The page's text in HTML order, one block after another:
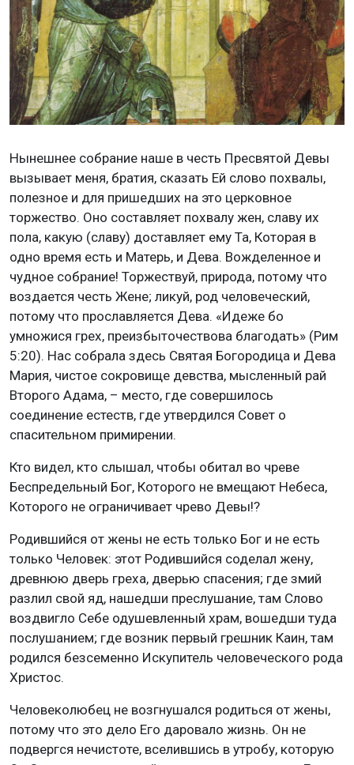
Нынешнее собрание наше в честь Пресвятой Девы
вызывает меня, братия, сказать Ей слово похвалы,
полезное и для пришедших на это церковное
торжество. Оно составляет похвалу жен, славу их
пола, какую (славу) доставляет ему Та, Которая в
одно время есть и Матерь, и Дева. Вожделенное и
чудное собрание! Торжествуй, природа, потому что
воздается честь Жене; ликуй, род человеческий,
потому что прославляется Дева. «Идеже бо
умножися грех, преизбыточествова благодать» (Рим
5:20). Нас собрала здесь Святая Богородица и Дева
Мария, чистое сокровище девства, мысленный рай
Второго Адама, – место, где совершилось
соединение естеств, где утвердился Совет о
спасительном примирении.
Кто видел, кто слышал, чтобы обитал во чреве
Беспредельный Бог, Которого не вмещают Небеса,
Которого не ограничивает чрево Девы!?
Родившийся от жены не есть только Бог и не есть
только Человек: этот Родившийся соделал жену,
древнюю дверь греха, дверью спасения; где змий
разлил свой яд, нашедши преслушание, там Слово
воздвигло Себе одушевленный храм, вошедши туда
послушанием; где возник первый грешник Каин, там
родился безсеменно Искупитель человеческого рода
Христос.
Человеколюбец не возгнушался родиться от жены,
потому что это дело Его даровало жизнь. Он не
подвергся нечистоте, вселившись в утробу, которую